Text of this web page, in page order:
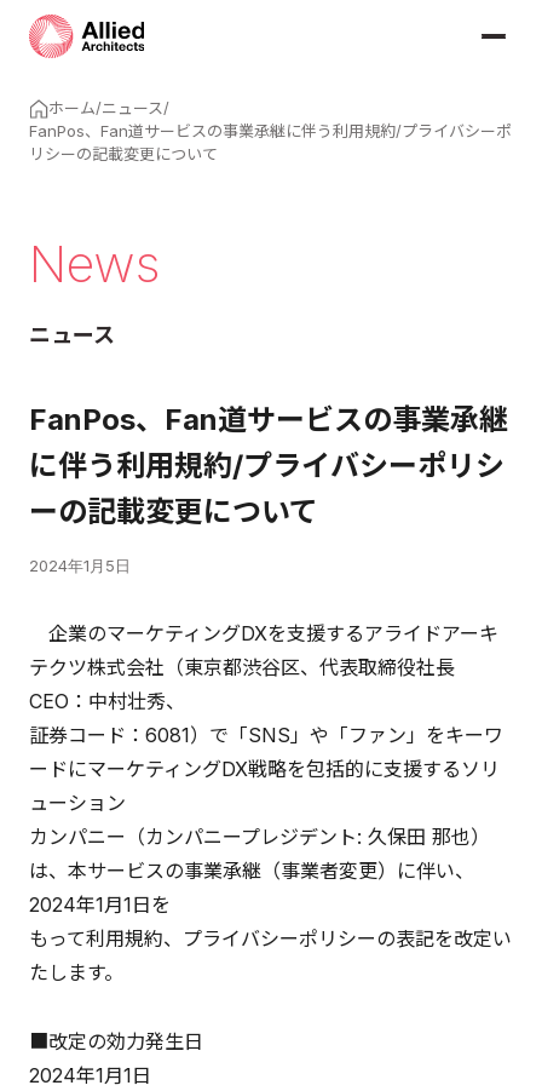
ホーム/ニュース/
FanPos、Fan道サービスの事業承継に伴う利用規約/プライバシーポ
リシーの記載変更について
News
ニュース
FanPos、Fan道サービスの事業承継
に伴う利用規約/プライバシーポリシ
ーの記載変更について
2024年1月5日
企業のマーケティングDXを支援するアライドアーキ
テクツ株式会社（東京都渋谷区、代表取締役社長
CEO：中村壮秀、
証券コード：6081）で「SNS」や「ファン」をキーワ
ードにマーケティングDX戦略を包括的に支援するソリ
ューション
カンパニー（カンパニープレジデント: 久保田 那也）
は、本サービスの事業承継（事業者変更）に伴い、
2024年1月1日を
もって利用規約、プライバシーポリシーの表記を改定い
たします。
■改定の効力発生日
2024年1月1日